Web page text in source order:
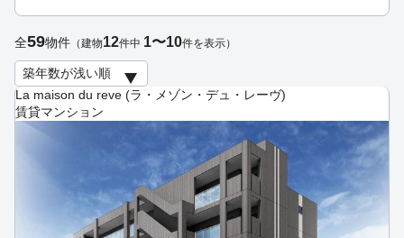
La maison du reve (ラ・メゾン・デュ・レーヴ)
賃貸マンション
全59物件 （建物12件中 1〜10件を表示）